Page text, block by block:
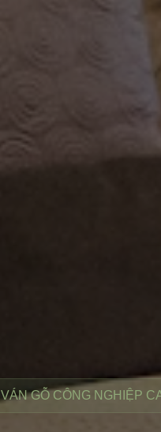
VÁN GỖ CÔNG NGHIỆP